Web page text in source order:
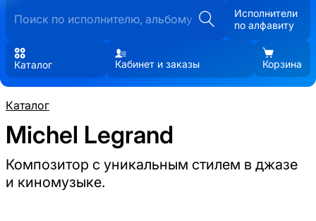
Исполнители
по алфавиту
Каталог Кабинет и заказы Корзина
Каталог
Michel Legrand
Композитор с уникальным стилем в джазе
и киномузыке.